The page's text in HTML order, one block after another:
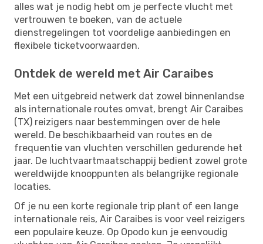
alles wat je nodig hebt om je perfecte vlucht met
vertrouwen te boeken, van de actuele
dienstregelingen tot voordelige aanbiedingen en
flexibele ticketvoorwaarden.
Ontdek de wereld met Air Caraibes
Met een uitgebreid netwerk dat zowel binnenlandse
als internationale routes omvat, brengt Air Caraibes
(TX) reizigers naar bestemmingen over de hele
wereld. De beschikbaarheid van routes en de
frequentie van vluchten verschillen gedurende het
jaar. De luchtvaartmaatschappij bedient zowel grote
wereldwijde knooppunten als belangrijke regionale
locaties.
Of je nu een korte regionale trip plant of een lange
internationale reis, Air Caraibes is voor veel reizigers
een populaire keuze. Op Opodo kun je eenvoudig